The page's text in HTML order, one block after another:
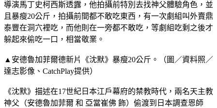
導演馬丁史柯西斯透露，他拍攝前特別去找神父體驗角色，並
且暴瘦20公斤，拍攝前間都不敢吃東西，有一次劇組叫外賣鼎
泰豐在洞穴裡吃，而他則在一旁都不敢吃，等劇組吃剩之後才
躲起來偷吃一口，相當敬業。
▲安德魯加菲爾德新片《沈默》暴瘦20公斤。（圖／資料照／
達志影像、CatchPlay提供）
《沈默》描述在17世紀日本江戶幕府的禁教時代，兩名天主教
神父（安德魯加菲爾 和 亞當崔佛 飾）偷渡到日本調查恩師